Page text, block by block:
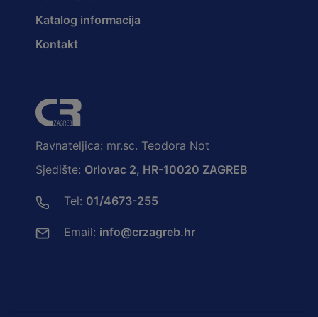
Katalog informacija
Kontakt
Ravnateljica: mr.sc. Teodora Not
Sjedište: Orlovac 2, HR-10020 ZAGREB
Tel: 01/4673-255
Email: info@crzagreb.hr